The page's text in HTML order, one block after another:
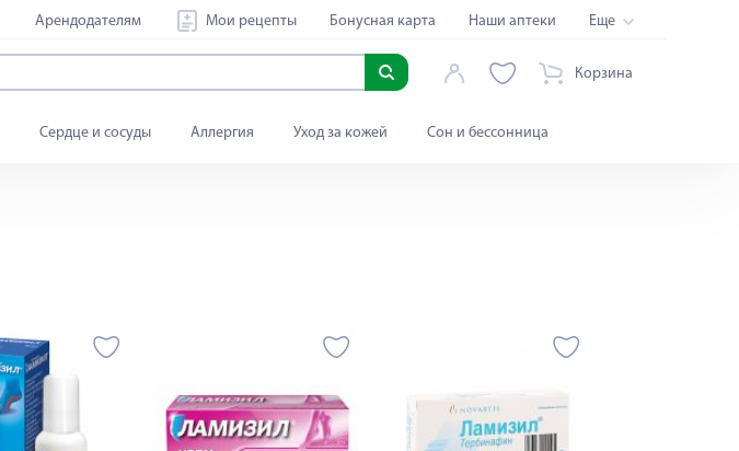
Арендодателям Мои рецепты Бонусная карта Наши аптеки Еще
Корзина
Сердце и сосуды Аллергия Уход за кожей Сон и бессонница